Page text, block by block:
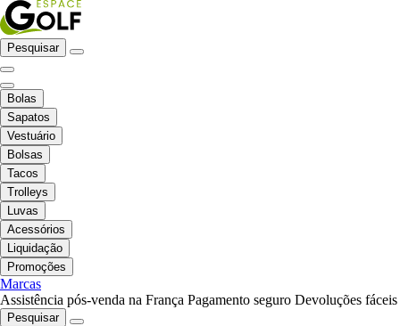
Pesquisar
Bolas
Sapatos
Vestuário
Bolsas
Tacos
Trolleys
Luvas
Acessórios
Liquidação
Promoções
Marcas
Assistência pós-venda na França Pagamento seguro Devoluções fáceis
Pesquisar